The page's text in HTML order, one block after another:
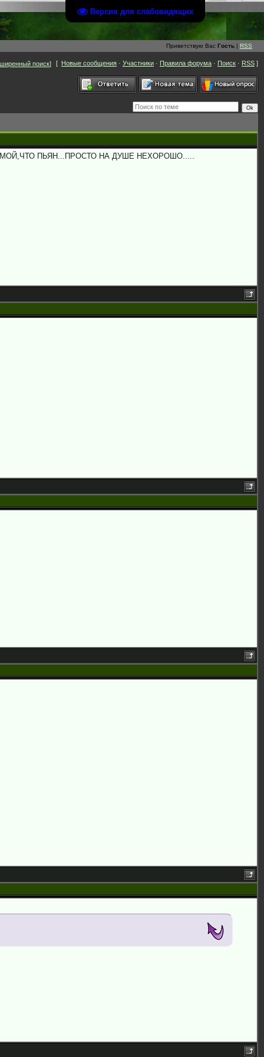
Версия для слабовидящих
Приветствую Вас Гость | RSS
поиск] [ Новые сообщения · Участники · Правила форума · Поиск · RSS ]
ПЬЯН...ПРОСТО НА ДУШЕ НЕХОРОШО.....